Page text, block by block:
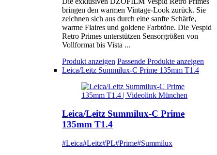
bringen den warmen Vintage-Look zurück. Sie
zeichnen sich aus durch eine sanfte Schärfe,
warme Flaires und goldene Farbtöne. Die Vespid
Retro Primes unterstützen Sensorgrößen von
Vollformat bis Vista ...
Produkt anzeigen Passende Produkte anzeigen
Leica/Leitz Summilux-C Prime 135mm T1.4
Leica/Leitz Summilux-C Prime
135mm T1.4
#Leica#Leitz#PL#Prime#Summilux